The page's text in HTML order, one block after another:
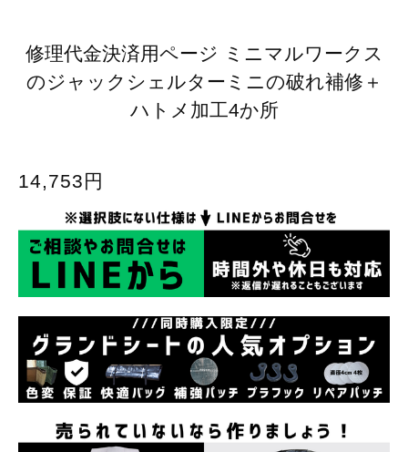
修理代金決済用ページ ミニマルワークス
のジャックシェルターミニの破れ補修＋
ハトメ加工4か所
14,753円